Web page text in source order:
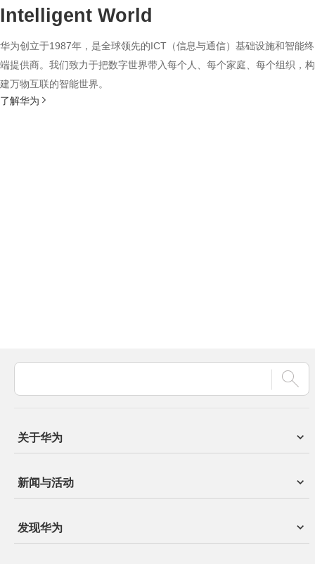
Intelligent World
华为创立于1987年，是全球领先的ICT（信息与通信）基础设施和智能终
端提供商。我们致力于把数字世界带入每个人、每个家庭、每个组织，构
建万物互联的智能世界。
了解华为
关于华为
新闻与活动
发现华为